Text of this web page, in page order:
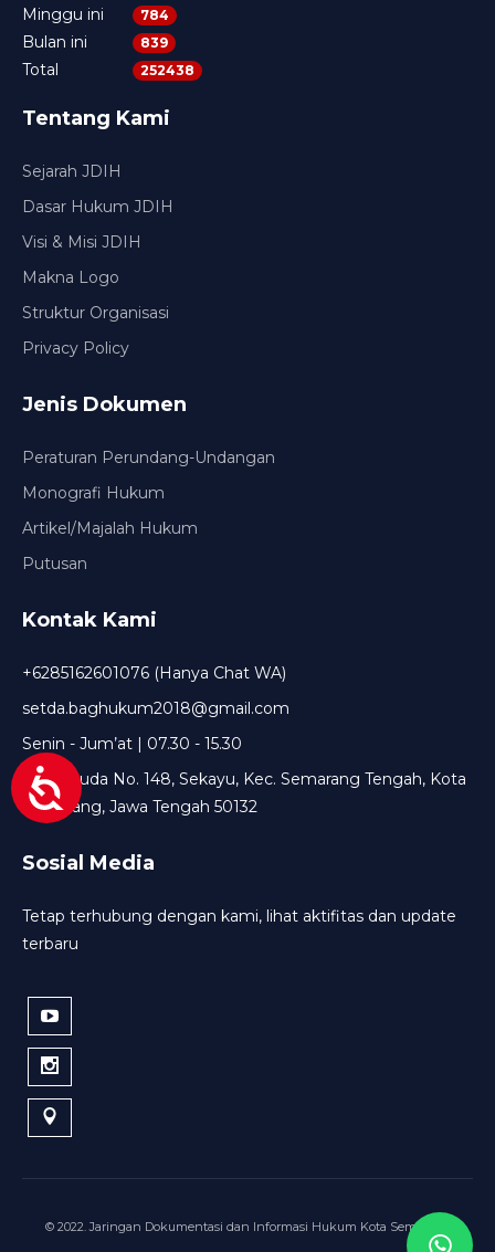
Minggu ini 784
Bulan ini 839
Total 252438
Tentang Kami
Sejarah JDIH
Dasar Hukum JDIH
Visi & Misi JDIH
Makna Logo
Struktur Organisasi
Privacy Policy
Jenis Dokumen
Peraturan Perundang-Undangan
Monografi Hukum
Artikel/Majalah Hukum
Putusan
Kontak Kami
+6285162601076 (Hanya Chat WA)
setda.baghukum2018@gmail.com
Senin - Jum’at | 07.30 - 15.30
Jl. Pemuda No. 148, Sekayu, Kec. Semarang Tengah, Kota
Semarang, Jawa Tengah 50132
Sosial Media
Tetap terhubung dengan kami, lihat aktifitas dan update
terbaru
© 2022. Jaringan Dokumentasi dan Informasi Hukum Kota Semarang